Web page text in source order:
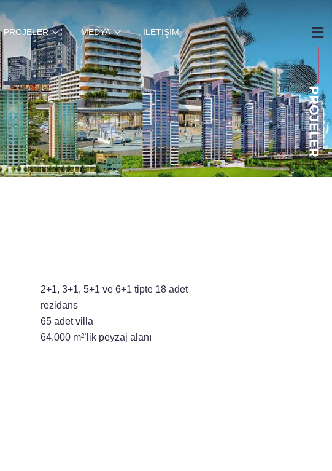
PROJELER MEDYA İLETIŞIM
2+1, 3+1, 5+1 ve 6+1 tipte 18 adet
rezidans
65 adet villa
64.000 m²’lik peyzaj alanı